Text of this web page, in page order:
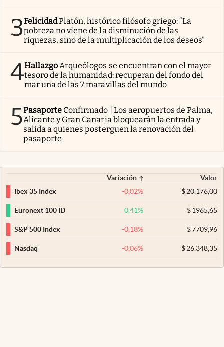
3FelicidadPlatón, histórico filósofo griego: “La
pobreza no viene de la disminución de las
riquezas, sino de la multiplicación de los deseos”
4Hallazgo Arqueólogos se encuentran con el mayor
tesoro de la humanidad: recuperan del fondo del
mar una de las 7 maravillas del mundo
5Pasaporte Confirmado | Los aeropuertos de Palma,
Alicante y Gran Canaria bloquearán la entrada y
salida a quienes posterguen la renovación del
pasaporte
Variación
Valor
Ibex 35 Index
-0,02% $20.176,00
Euronext 100 ID 0,41% $1965,65
S&P 500 Index -0,18% $7709,96
Nasdaq -0,06% $26.348,35